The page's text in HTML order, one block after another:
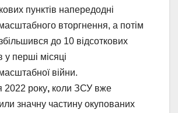
пунктів напередодні
вторгнення, а потім
до 10 відсоткових
у перші місяці
війни.
2022 року, коли ЗСУ вже
значну частину окупованих